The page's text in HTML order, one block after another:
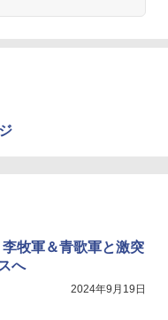
牧軍＆青歌軍と激突
へ
2024年9月19日